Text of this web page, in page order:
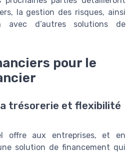
la gestion des risques, ainsi
avec d’autres solutions de
pour le
trésorerie et flexibilité
offre aux entreprises, et en
solution de financement qui